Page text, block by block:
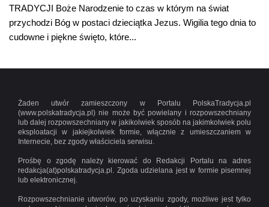
TRADYCJI Boże Narodzenie to czas w którym na świat
przychodzi Bóg w postaci dzieciątka Jezus. Wigilia tego dnia to
cudowne i piękne święto, które...
Żaden utwór zamieszczony w Portalu PolskaTradycja.pl
(www.polskatradycja.pl) nie może być powielany i rozpowszechniany
lub dalej rozpowszechniany w jakikolwiek sposób na jakimkolwiek polu
eksploatacji w jakiejkolwiek formie, włącznie z umieszczaniem w
Internecie, bez zgody właściciela serwisu.
Prośbę o zgodę należy kierować do Redakcji Portalu na adres
redakcja(at)polskatradycja.pl. Zgoda udzielana jest w formie pisemnej
lub elektronicznej.
Rozpowszechnianie utworów, po uzyskaniu zgody, możliwe jest tylko